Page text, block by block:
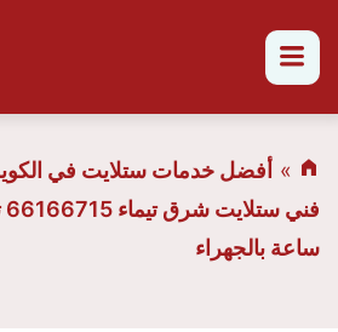
أفضل خدمات ستلايت في
ساعة بالجهراء